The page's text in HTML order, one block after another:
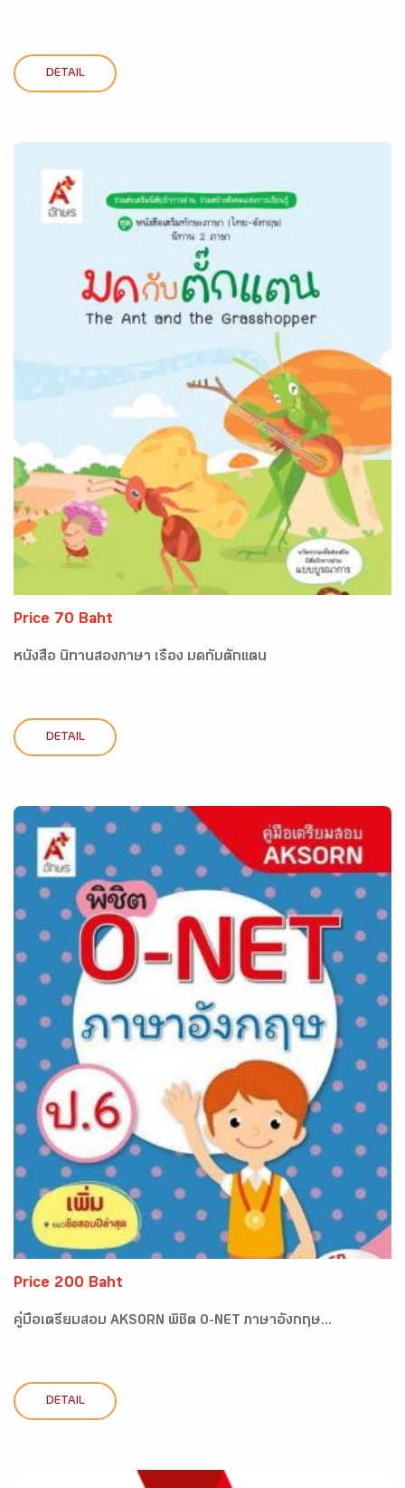
DETAIL
Price 70 Baht
หนังสือ นิทานสองภาษา เรื่อง มดกับตั๊กแตน
DETAIL
Price 200 Baht
คู่มือเตรียมสอบ AKSORN พิชิต O-NET ภาษาอังกฤษ...
DETAIL